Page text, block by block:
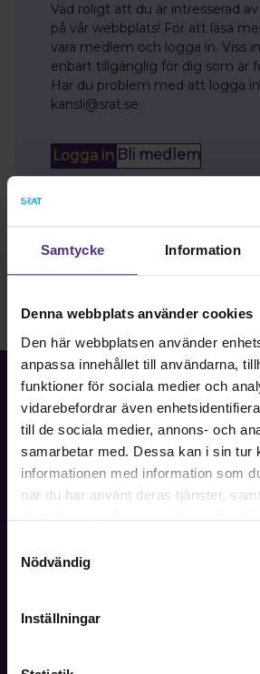
Samtycke Information
Denna webbplats använder cookies
Den här webbplatsen använder
anpassa innehållet till användarna,
funktioner för sociala medier och
vidarebefordrar även
till de sociala medier, annons- och
samarbetar med. Dessa kan i sin tur
informationen med information som
när du har använt deras tjänster,
Dock har vi lagt in anonymisering av
förhållande till Google Analytics. Du
cookies vid fortsatt användande av
Nödvändig
Inställningar
Vad roligt att du är intresserad
på vår webbplats! För att läsa
vara medlem och logga in. Viss
enbart tillgänglig för dig som är
Har du problem med att logga
kansli@srat.se.
Logga in Bli medlem
Fackförbundet för akademiker i
professioner.
Kontakta oss på SRAT med frågor